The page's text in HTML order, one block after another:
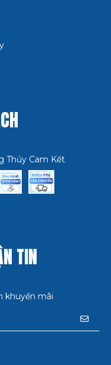
Thủy Cam Kết
TIN
khuyến mãi